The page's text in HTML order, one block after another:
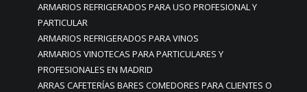
ARMARIOS REFRIGERADOS PARA USO PROFESIONAL Y
PARTICULAR
ARMARIOS REFRIGERADOS PARA VINOS
ARMARIOS VINOTECAS PARA PARTICULARES Y
PROFESIONALES EN MADRID
ARRAS CAFETERÍAS BARES COMEDORES PARA CLIENTES O